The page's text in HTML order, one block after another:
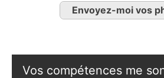
Envoyez-moi vos
Vos compétences me